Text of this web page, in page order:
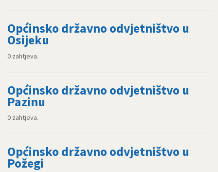
Općinsko državno odvjetništvo u
Osijeku
0 zahtjeva.
Općinsko državno odvjetništvo u
Pazinu
0 zahtjeva.
Općinsko državno odvjetništvo u
Požegi